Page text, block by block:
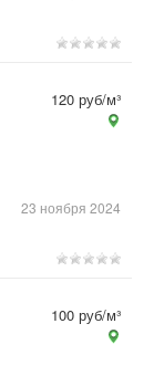
23 ноября 2024
120 руб/м³
100 руб/м³